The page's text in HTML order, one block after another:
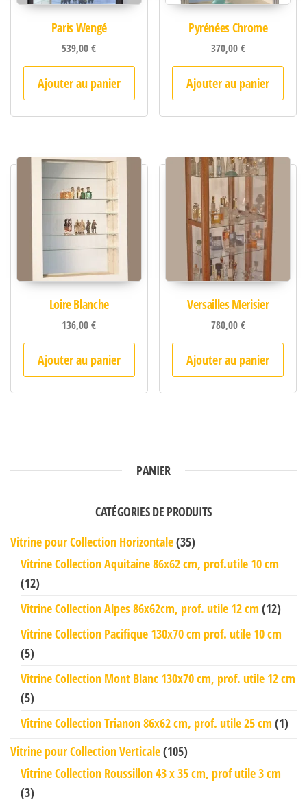
Paris Wengé
539,00€
Ajouter au panier
Pyrénées Chrome
370,00€
Ajouter au panier
Loire Blanche
136,00€
Ajouter au panier
Versailles Merisier
780,00€
Ajouter au panier
PANIER
CATÉGORIES DE PRODUITS
Vitrine pour Collection Horizontale(35)
Vitrine Collection Aquitaine 86x62 cm, prof.utile 10 cm
(12)
Vitrine Collection Alpes 86x62cm, prof. utile 12 cm (12)
Vitrine Collection Pacifique 130x70 cm prof. utile 10 cm
(5)
Vitrine Collection Mont Blanc 130x70 cm, prof. utile 12 cm
(5)
Vitrine Collection Trianon 86x62 cm, prof. utile 25 cm (1)
Vitrine pour Collection Verticale(105)
Vitrine Collection Roussillon 43 x 35 cm, prof utile 3 cm
(3)